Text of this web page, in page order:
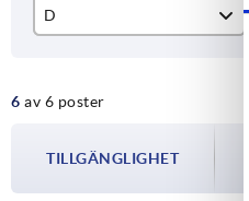
D
8
12
6 av 6 poster
TILLGÄNGLIGHET